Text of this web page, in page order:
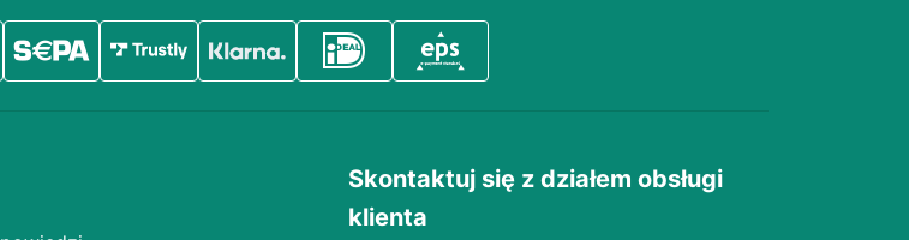
Skontaktuj się z działem obsługi
klienta